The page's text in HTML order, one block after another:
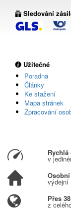
Sledování
Užitečné
Poradna
Články
Ke stažení
Mapa stránek
Zpracování
Rychlá
v
výdejní
Přes
z